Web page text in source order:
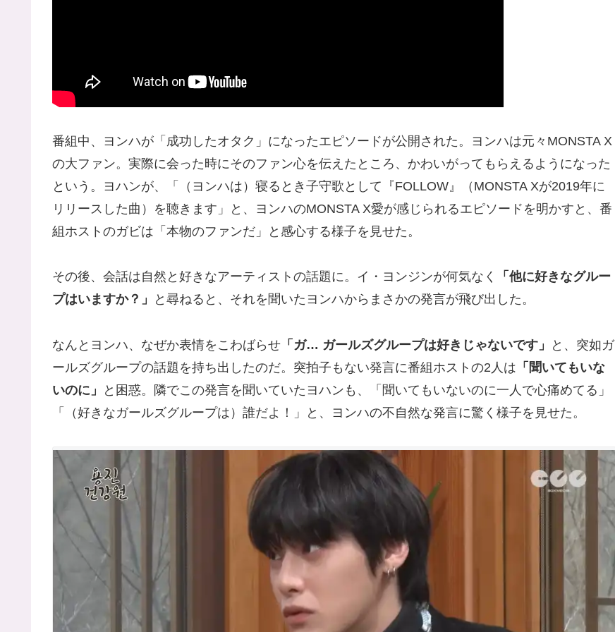
番組中、ヨンハが「成功したオタク」になったエピソードが公開された。ヨンハは元々MONSTA X
の大ファン。実際に会った時にそのファン心を伝えたところ、かわいがってもらえるようになった
という。ヨハンが、「（ヨンハは）寝るとき子守歌として『FOLLOW』（MONSTA Xが2019年に
リリースした曲）を聴きます」と、ヨンハのMONSTA X愛が感じられるエピソードを明かすと、番
組ホストのガビは「本物のファンだ」と感心する様子を見せた。
その後、会話は自然と好きなアーティストの話題に。イ・ヨンジンが何気なく
「他に好きなグルー
プはいますか？」
と尋ねると、それを聞いたヨンハからまさかの発言が飛び出した。
なんとヨンハ、なぜか表情をこわばらせ 「ガ… ガールズグループは好きじゃないです」
と、突如ガ
ールズグループの話題を持ち出したのだ。突拍子もない発言に番組ホストの2人は 「聞いてもいな
いのに」
と困惑。隣でこの発言を聞いていたヨハンも、「聞いてもいないのに一人で心痛めてる」
「（好きなガールズグループは）誰だよ！」と、ヨンハの不自然な発言に驚く様子を見せた。